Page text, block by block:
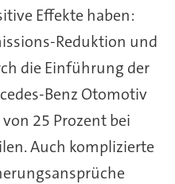
Effekte haben:
Reduktion und
die Einführung der
Benz Otomotiv
25 Prozent bei
Auch komplizierte